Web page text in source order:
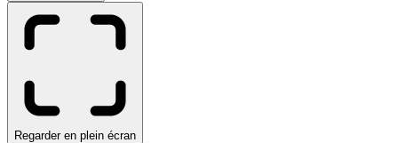
Regarder en plein écran